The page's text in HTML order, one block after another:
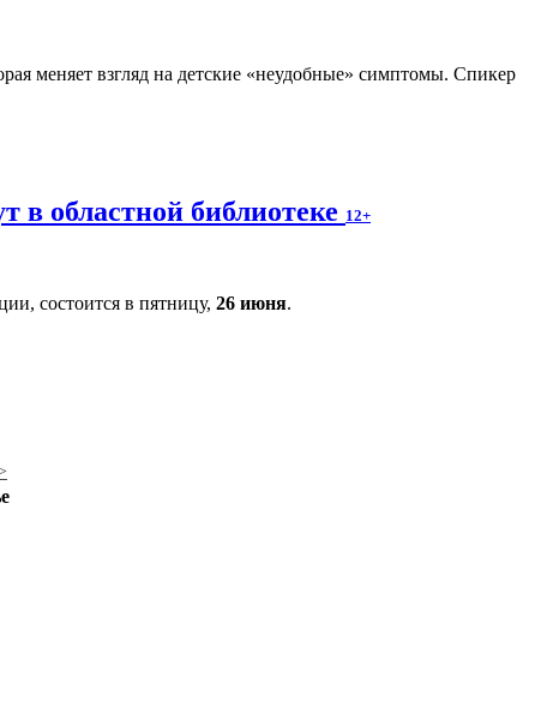
меняет взгляд на детские «неудобные» симптомы. Спикер
областной библиотеке 12+
состоится в пятницу, 26 июня.